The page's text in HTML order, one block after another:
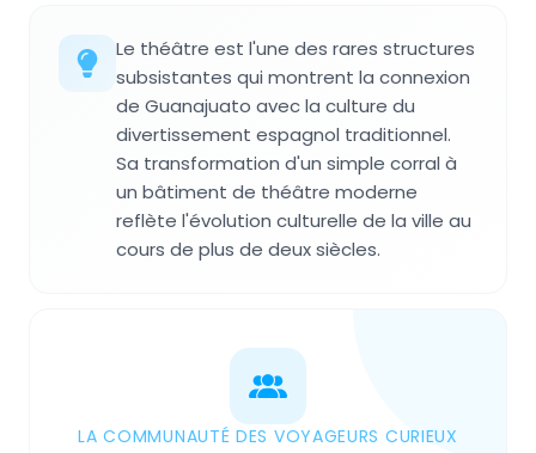
Le théâtre est l'une des rares structures
subsistantes qui montrent la connexion
de Guanajuato avec la culture du
divertissement espagnol traditionnel.
Sa transformation d'un simple corral à
un bâtiment de théâtre moderne
reflète l'évolution culturelle de la ville au
cours de plus de deux siècles.
LA COMMUNAUTÉ DES VOYAGEURS CURIEUX